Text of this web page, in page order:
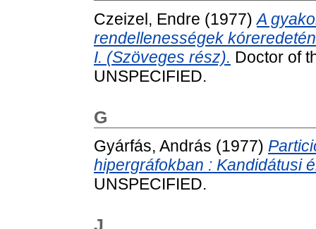
Czeizel, Endre (1977)A
rendellenességek
I. (Szöveges rész). Doctor of
UNSPECIFIED.
G
Gyárfás, András (1977)
hipergráfokban : Kandidátusi
UNSPECIFIED.
J